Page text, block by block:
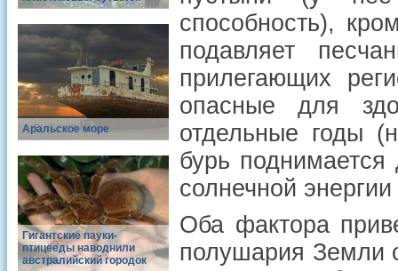
Аральское море
Гигантские пауки-
птицееды наводнили
австралийский городок
способность),
подавляет
прилегающих
опасные для
отдельные годы
бурь поднимается
солнечной
Оба фактора
полушария Земли